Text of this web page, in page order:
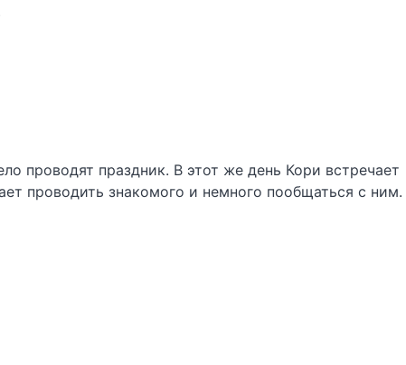
проводят праздник. В этот же день Кори встречает
проводить знакомого и немного пообщаться с ним.